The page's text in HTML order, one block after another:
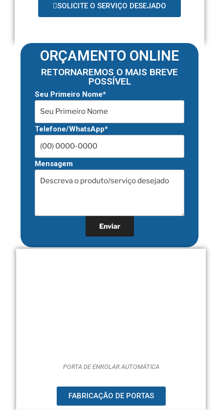
SOLICITE O SERVIÇO DESEJADO
ORÇAMENTO ONLINE
RETORNAREMOS O MAIS BREVE
POSSÍVEL
Seu Primeiro Nome*
Telefone/WhatsApp*
Mensagem
PORTA DE ENROLAR AUTOMÁTICA
FABRICAÇÃO DE PORTAS